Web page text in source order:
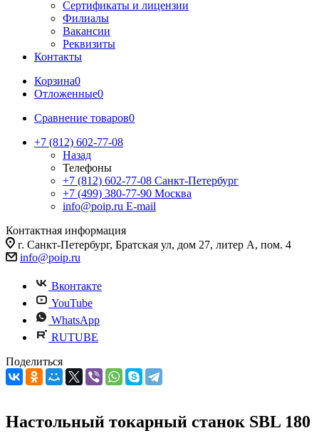
Сертификаты и лицензии
Филиалы
Вакансии
Реквизиты
Контакты
Корзина0
Отложенные0
Сравнение товаров0
+7 (812) 602-77-08
Назад
Телефоны
+7 (812) 602-77-08 Санкт-Петербург
+7 (499) 380-77-90 Москва
info@poip.ru E-mail
Контактная информация
г. Санкт-Петербург, Братская ул, дом 27, литер А, пом. 4
info@poip.ru
Вконтакте
YouTube
WhatsApp
RUTUBE
Поделиться
Настольный токарный станок SBL 180